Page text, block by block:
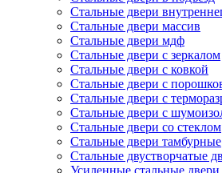
Стальные двери
Стальные двери массив
Стальные двери мдф
Стальные двери с зеркалом
Стальные двери с ковкой
Стальные двери с
Стальные двери с
Стальные двери с
Стальные двери со стеклом
Стальные двери тамбурные
Стальные двустворчатые